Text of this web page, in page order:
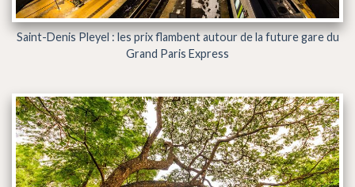
Saint-Denis Pleyel : les prix flambent autour de la future gare du
Grand Paris Express